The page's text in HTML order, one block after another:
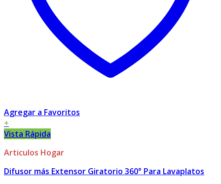
Agregar a Favoritos
+
Vista Rápida
Articulos Hogar
Difusor más Extensor Giratorio 360° Para Lavaplatos